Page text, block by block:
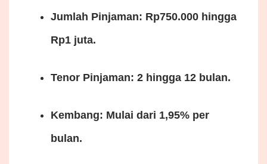
Jumlah Pinjaman: Rp750.000 hingga
Rp1 juta.
Tenor Pinjaman: 2 hingga 12 bulan.
Kembang: Mulai dari 1,95% per
bulan.